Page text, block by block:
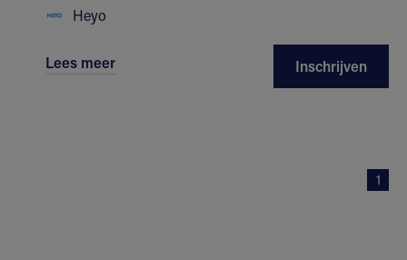
Heyo
Lees meer Inschrijven
1